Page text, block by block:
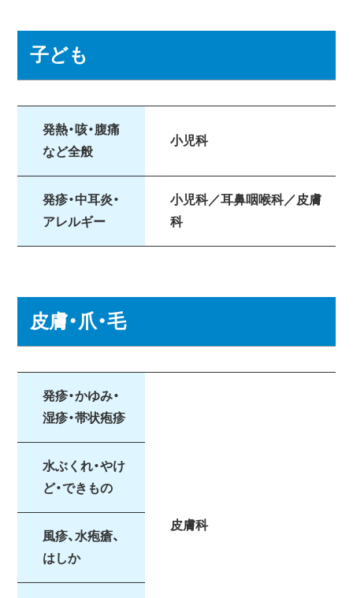
子ども
発熱・咳・腹痛
など全般
小児科
発疹・中耳炎・
アレルギー
小児科／耳鼻咽喉科／皮膚
科
皮膚・爪・毛
発疹・かゆみ・
湿疹・帯状疱疹
水ぶくれ・やけ
ど・できもの
風疹、水疱瘡、
はしか
皮膚科